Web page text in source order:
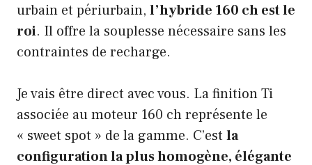
urbain et périurbain, l’hybride 160 ch est le
roi. Il offre la souplesse nécessaire sans les
contraintes de recharge.
Je vais être direct avec vous. La finition Ti
associée au moteur 160 ch représente le
« sweet spot » de la gamme. C’est la
configuration la plus homogène, élégante